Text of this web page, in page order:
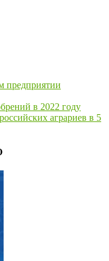
предприятии
в 2022 году
аграриев в 5